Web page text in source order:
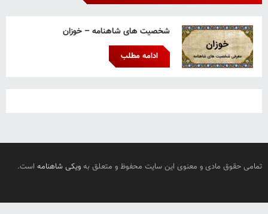
شخصیت های شاهنامه – خوزان
ادامه مطلب
تمامی حقوق مادی و معنوی این سایت محفوظ و متعلق به ویکی شاهنامه است.